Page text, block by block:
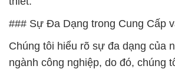
### Sự Đa Dạng trong Cung Cấp
Chúng tôi hiểu rõ sự đa dạng của
ngành công nghiệp, do đó, chúng